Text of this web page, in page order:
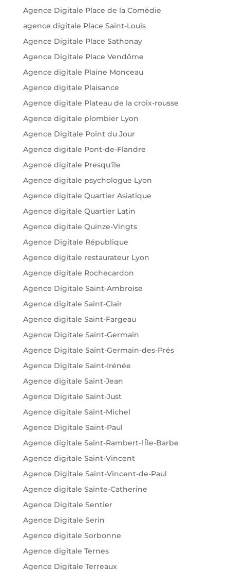
Agence Digitale Place de la Comédie
agence digitale Place Saint-Louis
Agence Digitale Place Sathonay
Agence Digitale Place Vendôme
Agence digitale Plaine Monceau
Agence digitale Plaisance
Agence digitale Plateau de la croix-rousse
Agence digitale plombier Lyon
Agence Digitale Point du Jour
Agence digitale Pont-de-Flandre
Agence digitale Presqu'île
Agence digitale psychologue Lyon
Agence digitale Quartier Asiatique
Agence digitale Quartier Latin
Agence digitale Quinze-Vingts
Agence Digitale République
Agence digitale restaurateur Lyon
Agence digitale Rochecardon
Agence Digitale Saint-Ambroise
Agence digitale Saint-Clair
Agence digitale Saint-Fargeau
Agence Digitale Saint-Germain
Agence Digitale Saint-Germain-des-Prés
Agence Digitale Saint-Irénée
Agence digitale Saint-Jean
Agence Digitale Saint-Just
Agence digitale Saint-Michel
Agence Digitale Saint-Paul
Agence digitale Saint-Rambert-l'Île-Barbe
Agence digitale Saint-Vincent
Agence Digitale Saint-Vincent-de-Paul
Agence digitale Sainte-Catherine
Agence Digitale Sentier
Agence Digitale Serin
Agence digitale Sorbonne
Agence digitale Ternes
Agence Digitale Terreaux